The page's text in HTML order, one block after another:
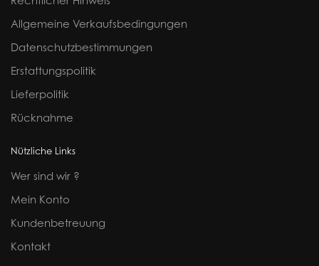
Allgemeine Verkaufsbedingungen
Datenschutzbestimmungen
Erstattungspolitik
Lieferpolitik
Rücknahme
Nützliche Links
Wer sind wir ?
Mein Konto
Kundenbetreuung
Kontakt